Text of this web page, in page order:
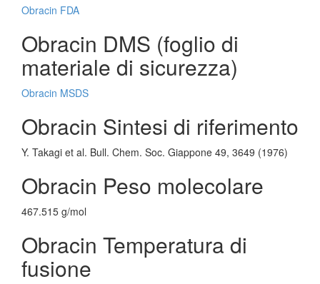
Obracin FDA
Obracin DMS (foglio di
materiale di sicurezza)
Obracin MSDS
Obracin Sintesi di riferimento
Y. Takagi et al. Bull. Chem. Soc. Giappone 49, 3649 (1976)
Obracin Peso molecolare
467.515 g/mol
Obracin Temperatura di
fusione